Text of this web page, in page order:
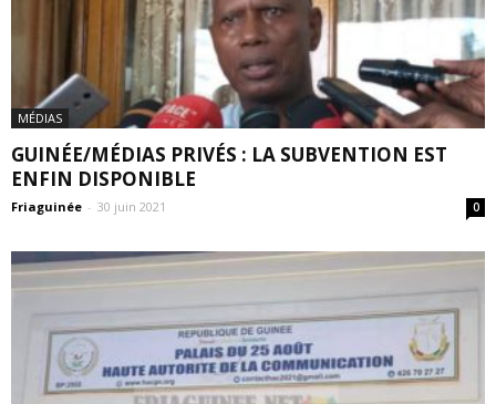
MÉDIAS
GUINÉE/MÉDIAS PRIVÉS : LA SUBVENTION EST
ENFIN DISPONIBLE
Friaguinée - 30 juin 2021 0